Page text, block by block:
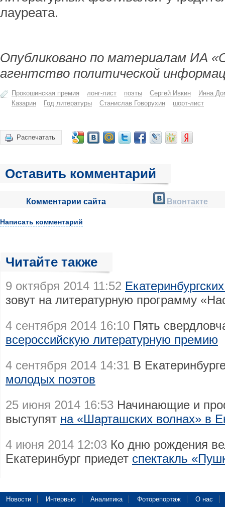
лауреата.
Опубликовано по материалам ИА
агентство политической
Прокошинская премия лонг-лист поэты Сергей Ивкин
Инна
Казарин
Год литературы Станислав Говорухин шорт-лист
Распечатать
Оставить комментарий
Комментарии сайта Вконтакте
Написать комментарий
Читайте также
9 октября 2014 11:52
зовут на литературную программу
4 сентября 2014 16:10 Пять
всероссийскую литературную премию
4 сентября 2014 14:31 В
молодых поэтов
25 июня 2014 16:53 Начинающие и
выступят на «Шарташских волнах» в
4 июня 2014 12:03 Ко дню рождения
Екатеринбург приедет спектакль
Новости Интервью Аналитика Фоторепортаж О нас